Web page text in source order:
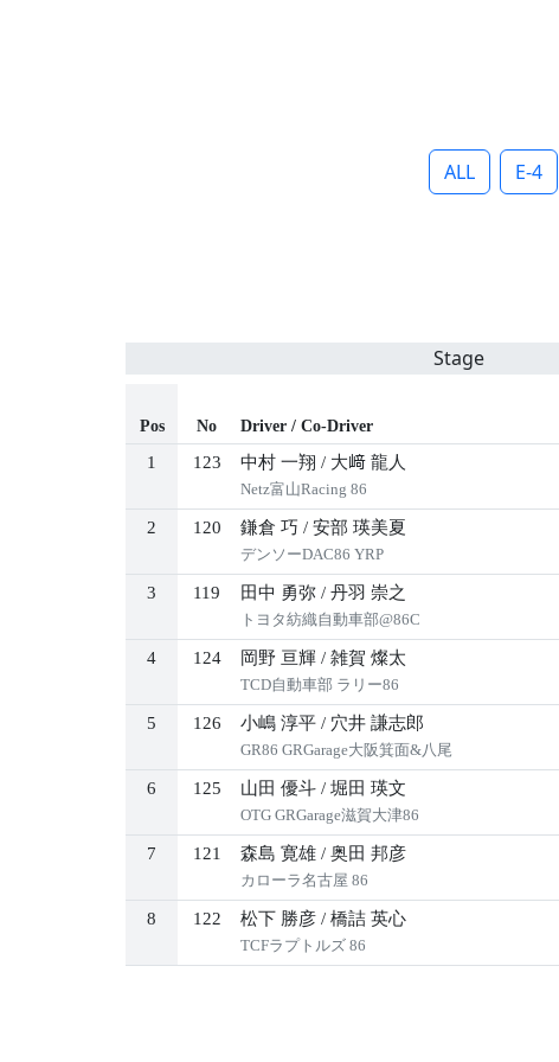
ALL E-4
Stage
Pos No Driver / Co-Driver
1 123 中村 一翔 / 大﨑 龍人
Netz富山Racing 86
2 120 鎌倉 巧 / 安部 瑛美夏
デンソーDAC86 YRP
3 119 田中 勇弥 / 丹羽 崇之
トヨタ紡織自動車部@86C
4 124 岡野 亘輝 / 雑賀 燦太
TCD自動車部 ラリー86
5 126 小嶋 淳平 / 穴井 謙志郎
GR86 GRGarage大阪箕面&八尾
6 125 山田 優斗 / 堀田 瑛文
OTG GRGarage滋賀大津86
7 121 森島 寛雄 / 奥田 邦彦
カローラ名古屋 86
8 122 松下 勝彦 / 橋詰 英心
TCFラプトルズ 86